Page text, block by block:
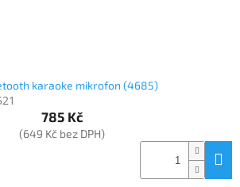
karaoke mikrofon (4685)
785 Kč
(649 Kč bez DPH)